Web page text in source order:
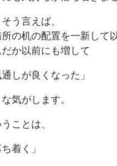
う言えば、
の机の配置を一新して以
か以前にも増して
通しが良くなった」
気がします。
ことは、
ち着く」